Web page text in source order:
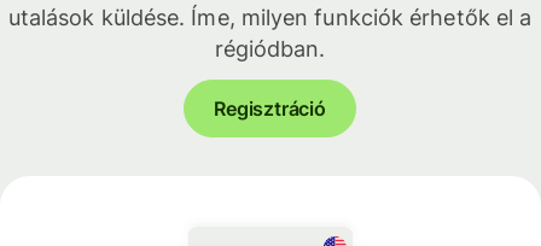
utalások küldése. Íme, milyen funkciók érhetők el a
régiódban.
Regisztráció